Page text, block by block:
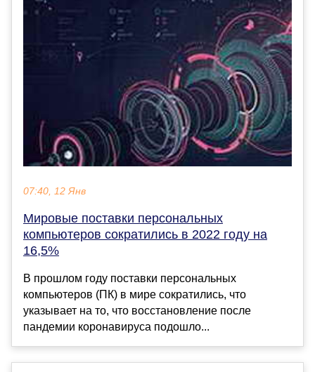
07:40, 12 Янв
Мировые поставки персональных
компьютеров сократились в 2022 году на
16,5%
В прошлом году поставки персональных
компьютеров (ПК) в мире сократились, что
указывает на то, что восстановление после
пандемии коронавируса подошло...